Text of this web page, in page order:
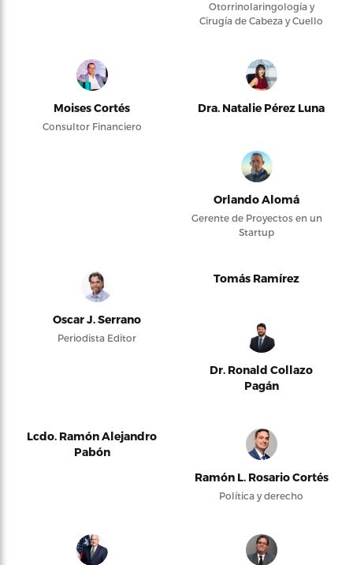
Otorrinolaringología y
Cirugía de Cabeza y Cuello
Moises Cortés
Consultor Financiero
Dra. Natalie Pérez Luna
Orlando Alomá
Gerente de Proyectos en un
Startup
Oscar J. Serrano
Periodista Editor
Tomás Ramírez
Dr. Ronald Collazo
Pagán
Lcdo. Ramón Alejandro
Pabón
Ramón L. Rosario Cortés
Política y derecho